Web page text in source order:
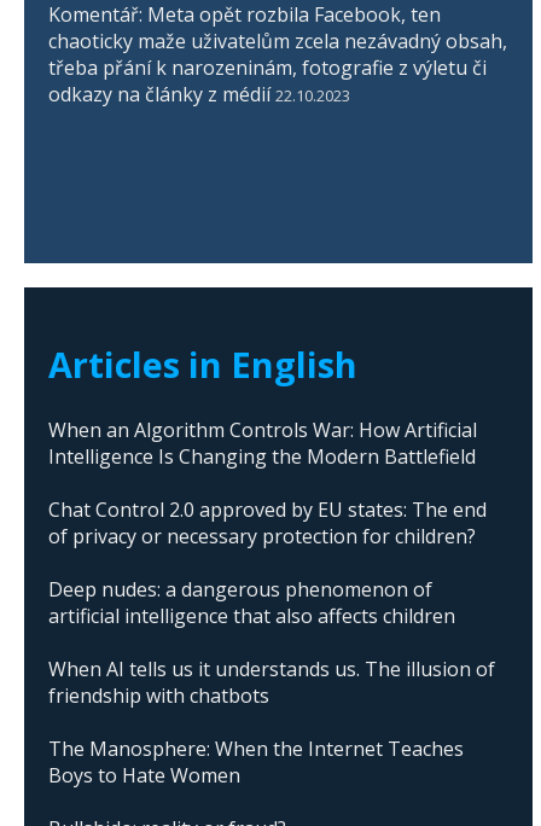
Komentář: Meta opět rozbila Facebook, ten
chaoticky maže uživatelům zcela nezávadný obsah,
třeba přání k narozeninám, fotografie z výletu či
odkazy na články z médií 22.10.2023
Articles in English
When an Algorithm Controls War: How Artificial
Intelligence Is Changing the Modern Battlefield
Chat Control 2.0 approved by EU states: The end
of privacy or necessary protection for children?
Deep nudes: a dangerous phenomenon of
artificial intelligence that also affects children
When AI tells us it understands us. The illusion of
friendship with chatbots
The Manosphere: When the Internet Teaches
Boys to Hate Women